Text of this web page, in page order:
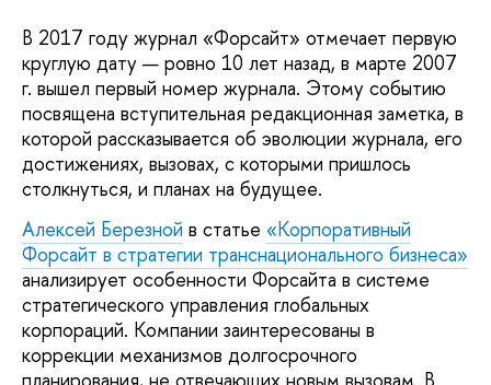
В 2017 году журнал «Форсайт» отмечает первую
круглую дату — ровно 10 лет назад, в марте 2007
г. вышел первый номер журнала. Этому событию
посвящена вступительная редакционная заметка, в
которой рассказывается об эволюции журнала, его
достижениях, вызовах, с которыми пришлось
столкнуться, и планах на будущее.
Алексей Березной в статье «Корпоративный
Форсайт в стратегии транснационального бизнеса»
анализирует особенности Форсайта в системе
стратегического управления глобальных
корпораций. Компании заинтересованы в
коррекции механизмов долгосрочного